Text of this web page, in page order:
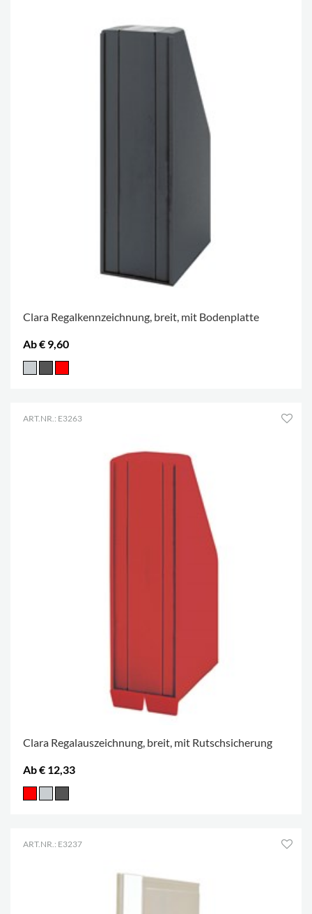
Clara Regalkennzeichnung, breit, mit Bodenplatte
Ab € 9,60
ART.NR.: E3263
Clara Regalauszeichnung, breit, mit Rutschsicherung
Ab € 12,33
ART.NR.: E3237